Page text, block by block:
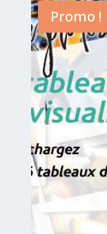
était :
197,00 €.
Promo !